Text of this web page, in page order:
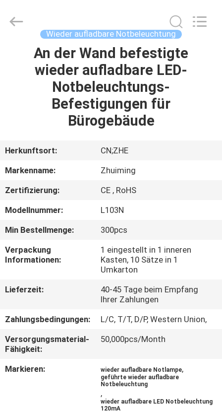
HAUS
PRODUKTE
FABRIK-
QUALITÄTSKONTROLLE
TRETEN
SIE
UNS
IN
VERBINDUNG
Co.,Ltd.
Wieder aufladbare Notbeleuchtung
An der Wand befestigte
wieder aufladbare LED-
Notbeleuchtungs-
Befestigungen für
Bürogebäude
Herkunftsort:
CN;ZHE
Markenname:
Zhuiming
Zertifizierung:
CE , RoHS
Modellnummer:
L103N
Min Bestellmenge:
300pcs
Verpackung
Informationen:
1 eingestellt in 1 inneren
Kasten, 10 Sätze in 1
Umkarton
Lieferzeit:
40-45 Tage beim Empfang
Ihrer Zahlungen
Zahlungsbedingungen:
L/C, T/T, D/P, Western Union,
Versorgungsmaterial-
Fähigkeit:
50,000pcs/Month
Markieren: wieder aufladbare Notlampe,
geführte wieder aufladbare
Notbeleuchtung
,
wieder aufladbare LED Notbeleuchtung
120mA